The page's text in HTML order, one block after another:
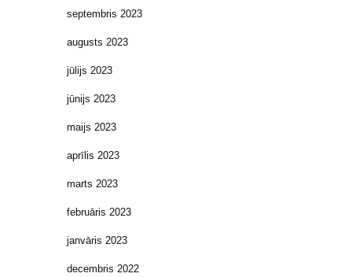
septembris 2023
augusts 2023
jūlijs 2023
jūnijs 2023
maijs 2023
aprīlis 2023
marts 2023
februāris 2023
janvāris 2023
decembris 2022